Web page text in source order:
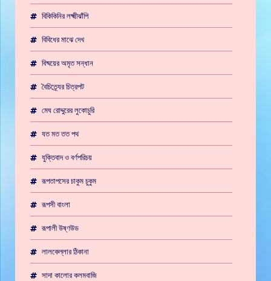
বিকিকিনির লক্ষ্মীঝাঁপি
বিবিধের মাঝে দেখ
বিষ্ময়ের অমৃত সন্ধান
বৈচিত্র্যের চিত্রপট
মেঘ রোদ্দুরের লুকোচুরি
যত মত তত পথ
যুক্তিবাদ ও বর্ণপরিচয়
রূপতাপসের চাকুম চুকুম
রূপসী বাংলা
রূপালী উষ্ণউড
লালকেল্লার ঠিকানা
সাদা কালোর কলমবাজি